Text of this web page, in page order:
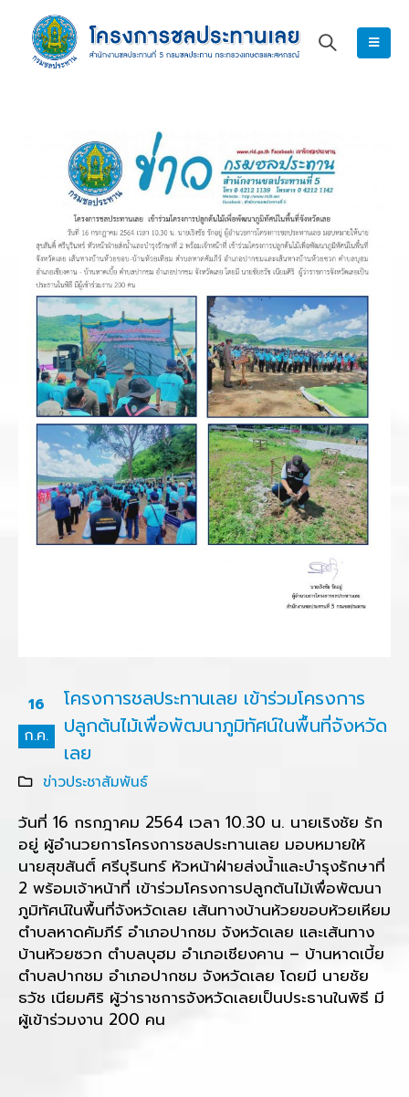
16
ก.ค.
โครงการชลประทานเลย เข้าร่วมโครงการ
ปลูกต้นไม้เพื่อพัฒนาภูมิทัศน์ในพื้นที่จังหวัด
เลย
ข่าวประชาสัมพันธ์
วันที่ 16 กรกฎาคม 2564 เวลา 10.30 น. นายเริงชัย รัก
อยู่ ผู้อำนวยการโครงการชลประทานเลย มอบหมายให้
นายสุขสันติ์ ศรีบุรินทร์ หัวหน้าฝ่ายส่งน้ำและบำรุงรักษาที่
2 พร้อมเจ้าหน้าที่ เข้าร่วมโครงการปลูกต้นไม้เพื่อพัฒนา
ภูมิทัศน์ในพื้นที่จังหวัดเลย เส้นทางบ้านห้วยขอบห้วยเหียม
ตำบลหาดคัมภีร์ อำเภอปากชม จังหวัดเลย และเส้นทาง
บ้านห้วยซวก ตำบลบุฮม อำเภอเชียงคาน – บ้านหาดเบี้ย
ตำบลปากชม อำเภอปากชม จังหวัดเลย โดยมี นายชัย
ธวัช เนียมศิริ ผู้ว่าราชการจังหวัดเลยเป็นประธานในพิธี มี
ผู้เข้าร่วมงาน 200 คน